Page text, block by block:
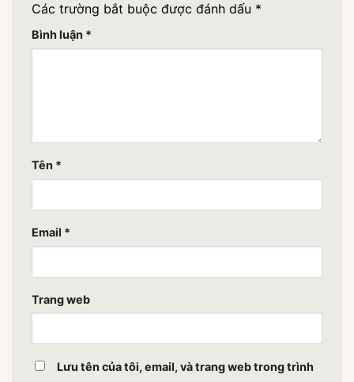
Các trường bắt buộc được đánh dấu *
Bình luận *
Tên *
Email *
Trang web
Lưu tên của tôi, email, và trang web trong trình